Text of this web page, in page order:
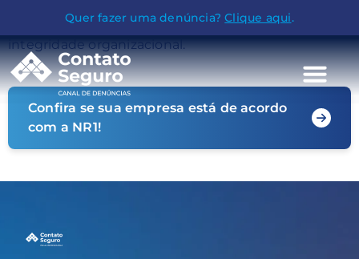
Quer fazer uma denúncia?Clique aqui.
éticas, permitindo a apuração e fortalecendo a
integridade organizacional.
Confira se sua empresa está de acordo
com a NR1!